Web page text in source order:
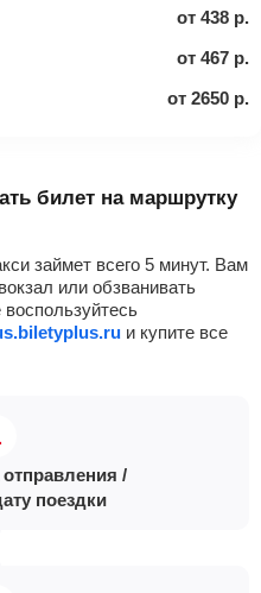
от 438 р.
от 467 р.
от 2650 р.
займет всего 5 минут. Вам
или обзванивать
и купите все
/
поездки